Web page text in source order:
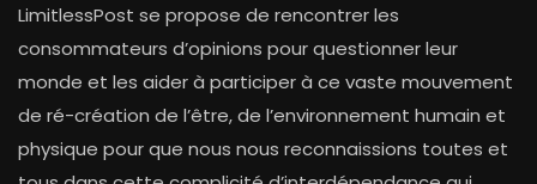
LimitlessPost se propose de rencontrer les
consommateurs d’opinions pour questionner leur
monde et les aider à participer à ce vaste mouvement
de ré-création de l’être, de l’environnement humain et
physique pour que nous nous reconnaissions toutes et